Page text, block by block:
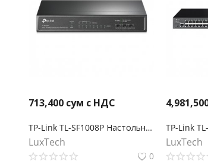
713,400 сум с НДС
TP-Link TL-SF1008P Настольный коммутатор с 8 портами 10/100 Мбит/с (4 порта PoE+)
LuxTech
0
LuxTech